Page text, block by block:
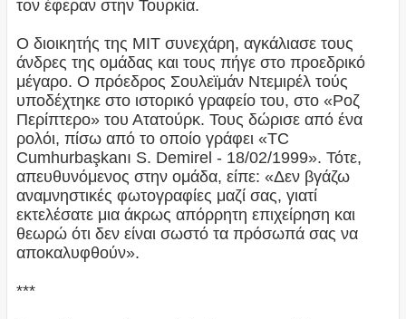
τον έφεραν στην Τουρκία.
Ο διοικητής της ΜΙΤ συνεχάρη, αγκάλιασε τους
άνδρες της ομάδας και τους πήγε στο προεδρικό
μέγαρο. Ο πρόεδρος Σουλεϊμάν Ντεμιρέλ τούς
υποδέχτηκε στο ιστορικό γραφείο του, στο «Ροζ
Περίπτερο» του Ατατούρκ. Τους δώρισε από ένα
ρολόι, πίσω από το οποίο γράφει «TC
Cumhurbaşkanı S. Demirel - 18/02/1999». Τότε,
απευθυνόμενος στην ομάδα, είπε: «Δεν βγάζω
αναμνηστικές φωτογραφίες μαζί σας, γιατί
εκτελέσατε μια άκρως απόρρητη επιχείρηση και
θεωρώ ότι δεν είναι σωστό τα πρόσωπά σας να
αποκαλυφθούν».
***